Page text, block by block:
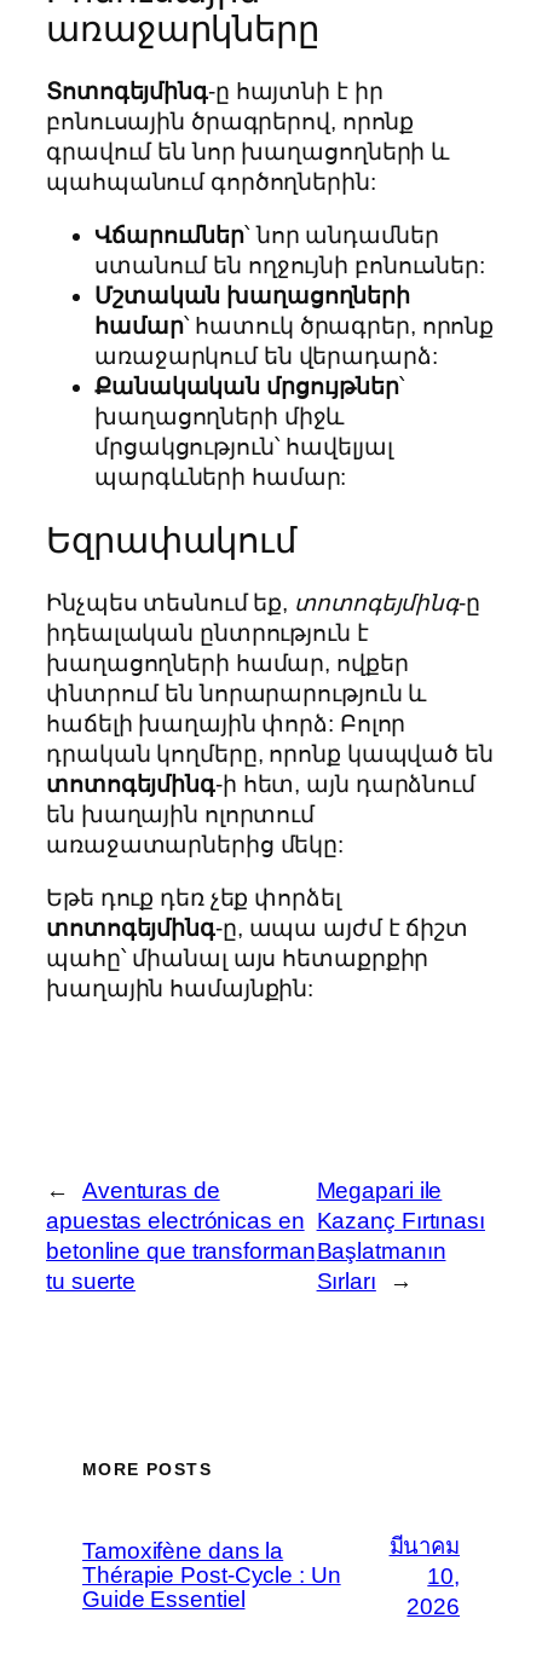
առաջարկները
Տոտոգեյմինգ-ը հայտնի է իր
բոնուսային ծրագրերով, որոնք
գրավում են նոր խաղացողների և
պահպանում գործողներին:
Վճարումներ՝ նոր անդամներ
ստանում են ողջույնի բոնուսներ:
Մշտական խաղացողների
համար՝ հատուկ ծրագրեր, որոնք
առաջարկում են վերադարձ:
Քանակական մրցույթներ՝
խաղացողների միջև
մրցակցություն՝ հավելյալ
պարգևների համար:
Եզրափակում
Ինչպես տեսնում եք, տոտոգեյմինգ-ը
իդեալական ընտրություն է
խաղացողների համար, ովքեր
փնտրում են նորարարություն և
հաճելի խաղային փորձ: Բոլոր
դրական կողմերը, որոնք կապված են
տոտոգեյմինգ-ի հետ, այն դարձնում
են խաղային ոլորտում
առաջատարներից մեկը:
Եթե դուք դեռ չեք փորձել
տոտոգեյմինգ-ը, ապա այժմ է ճիշտ
պահը՝ միանալ այս հետաքրքիր
խաղային համայնքին:
←
Aventuras de
apuestas electrónicas en
betonline que transforman
tu suerte
Megapari ile
Kazanç Fırtınası
Başlatmanın
Sırları
→
MORE POSTS
Tamoxifène dans la
Thérapie Post-Cycle : Un
Guide Essentiel
มีนาคม
10,
2026